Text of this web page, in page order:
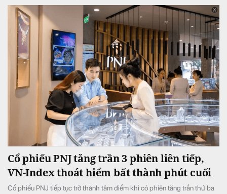
Cổ phiếu PNJ tăng trần 3 phiên liên tiếp,
VN-Index thoát hiểm bất thành phút cuối
Cổ phiếu PNJ tiếp tục trở thành tâm điểm khi có phiên tăng trần thứ ba